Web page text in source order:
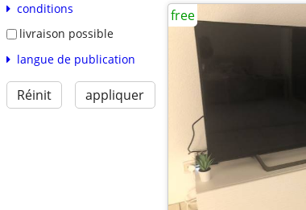
conditions
livraison possible
langue de publication
Réinit appliquer
free